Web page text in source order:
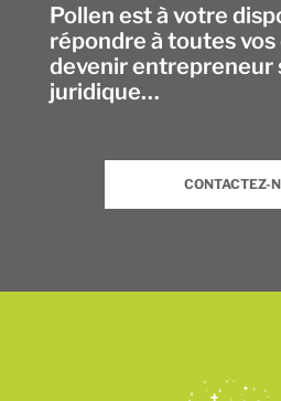
Pollen est à votre
répondre à toutes vos
devenir entrepreneur
juridique…
CONTACTEZ-